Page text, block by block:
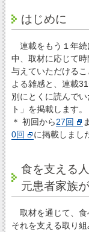
はじめに
連載をもう１年続
中、取材に応じて
与えていただける
よる雑感と、連載
別にとくに読んで
ト」を掲載します。
＊ 初回から27回
0回
に掲載しまし
食を支える
元患者家族
取材を通じて、食
それを支える取り